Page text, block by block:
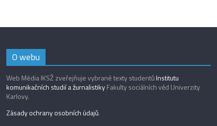
O webu
Web Média IKSŽ zveřejňuje vybrané texty studentůInstitutu
komunikačních studií a žurnalistikyFakulty sociálních věd Univerzity
Karlovy.
Zásady ochrany osobních údajů.